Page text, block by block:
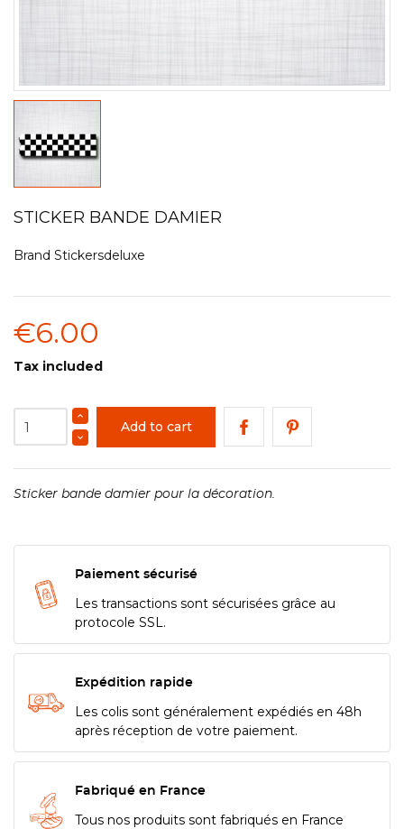
STICKER BANDE DAMIER
Brand Stickersdeluxe
€6.00
Tax included
Add to cart
Sticker bande damier pour la décoration.
Paiement sécurisé
Les transactions sont sécurisées grâce au
protocole SSL.
Expédition rapide
Les colis sont généralement expédiés en 48h
après réception de votre paiement.
Fabriqué en France
Tous nos produits sont fabriqués en France